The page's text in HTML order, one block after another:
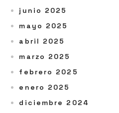
junio 2025
mayo 2025
abril 2025
marzo 2025
febrero 2025
enero 2025
diciembre 2024